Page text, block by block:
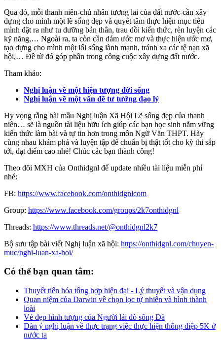
Qua đó, mỗi thanh niên-chủ nhân tương lai của đất nước-cần xây
dựng cho mình một lẽ sống đẹp và quyết tâm thực hiện mục tiêu
mình đặt ra như tu dưỡng bản thân, trau dồi kiến thức, rèn luyện các
kỹ năng,… Ngoài ra, ta còn cần dám ước mơ và thực hiện ước mơ,
tạo dựng cho mình một lối sống lành mạnh, tránh xa các tệ nạn xã
hội,… Đề từ đó góp phần trong công cuộc xây dựng đất nước.
Tham khảo:
Nghị luận về một hiện tượng đời sống
Nghị luận về một vấn đề tư tưởng đạo lý
Hy vọng rằng bài mẫu Nghị luận Xã Hội Lẽ sống đẹp của thanh
niên… sẽ là nguồn tài liệu hữu ích giúp các bạn học sinh nắm vững
kiến thức làm bài và tự tin hơn trong môn Ngữ Văn THPT. Hãy
cùng nhau khám phá và luyện tập để chuẩn bị thật tốt cho kỳ thi sắp
tới, đạt điểm cao nhé! Chúc các bạn thành công!
Theo dõi MXH của Onthidgnl để update nhiều tài liệu miễn phí
nhé:
FB: https://www.facebook.com/onthidgnlcom
Group: https://www.facebook.com/groups/2k7onthidgnl
Threads: https://www.threads.net/@onthidgnl2k7
Bộ sưu tập bài viết Nghị luận xã hội: https://onthidgnl.com/chuyen-
muc/nghi-luan-xa-hoi/
Có thể bạn quan tâm:
Thuyết tiến hóa tổng hợp hiện đại - Lý thuyết và vận dụng
Quan niệm của Darwin về chọn lọc tự nhiên và hình thành
loài
Vẻ đẹp hình tượng của Người lái đò sông Đà
Dàn ý nghị luận về thực trạng việc thực hiện thông điệp 5K ở
nước ta